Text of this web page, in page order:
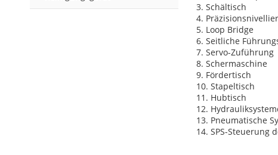
3. Schältisch
4.
5. Loop Bridge
6. Seitliche
7. Servo-Zuführung
8. Schermaschine
9. Fördertisch
10. Stapeltisch
11. Hubtisch
12.
13. Pneumatische
14. SPS-Steuerung